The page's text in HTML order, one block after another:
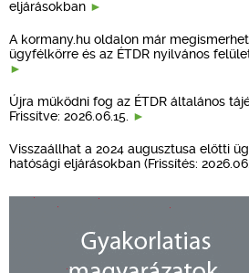
eljárásokban
A kormany.hu oldalon már
ügyfélkörre és az ÉTDR nyilvános
Újra működni fog az ÉTDR általános
Frissítve: 2026.06.15.
Visszaállhat a 2024 augusztusa előtti
hatósági eljárásokban (Frissítés: